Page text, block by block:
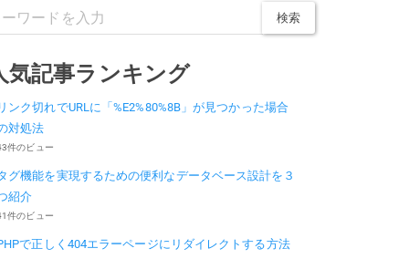
気記事ランキング
ンク切れでURLに「%E2%80%8B」が見つかった場合
対処法
件のビュー
グ機能を実現するための便利なデータベース設計を３
紹介
件のビュー
で正しく404エラーページにリダイレクトする方法